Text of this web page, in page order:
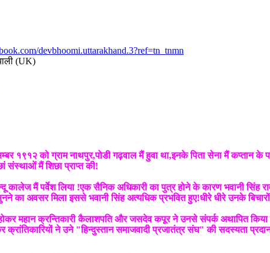
devbhoomi.uttarakhand.3?ref=tn_tnmn
(UK)
१९१२ को ग्राम नाथपुर,पोडी गढ़वाल मैं हुवा था,इनके पिता सेना मैं कप्तान
संस्थाओं मैं शिछा प्राप्त की!
कालेज मैं पर्वेश लिया !एक सैनिक अधिकारी का पुत्र होने के कारण भवानी सिंह
का अवसर मिला इससे भवानी सिंह अत्यधिक प्रभवित हुए!धीरे धीरे उनके बिचारों
होकर महान क्रन्तिकारी कैलाशपति और जसदेव कपूर ने उनसे संपर्क अथापित
क्रांतिकारियों ने उने "हिन्दुस्तान समाजवादी प्रजातंत्र संघ" की सदस्यता